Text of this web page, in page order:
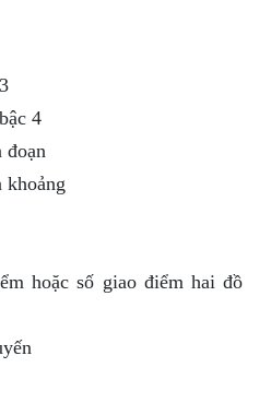
4
đoạn
hoặc số giao điểm hai đồ